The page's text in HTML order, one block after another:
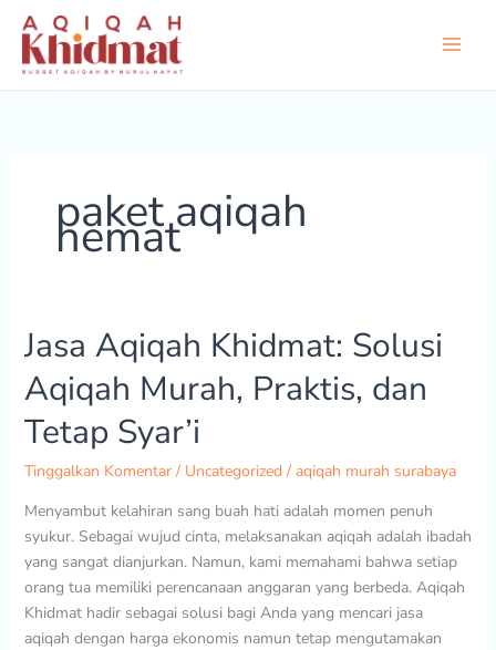
Lewati
konten
paket aqiqah
hemat
Jasa Aqiqah Khidmat: Solusi
Aqiqah Murah, Praktis, dan
Tetap Syar’i
Tinggalkan Komentar / Uncategorized / aqiqah murah surabaya
Menyambut kelahiran sang buah hati adalah momen penuh
syukur. Sebagai wujud cinta, melaksanakan aqiqah adalah ibadah
yang sangat dianjurkan. Namun, kami memahami bahwa setiap
orang tua memiliki perencanaan anggaran yang berbeda. Aqiqah
Khidmat hadir sebagai solusi bagi Anda yang mencari jasa
aqiqah dengan harga ekonomis namun tetap mengutamakan
Jasa
Aqiqah
Khidmat:
Solusi
Aqiqah
Murah,
dan
Tetap
Syar’i